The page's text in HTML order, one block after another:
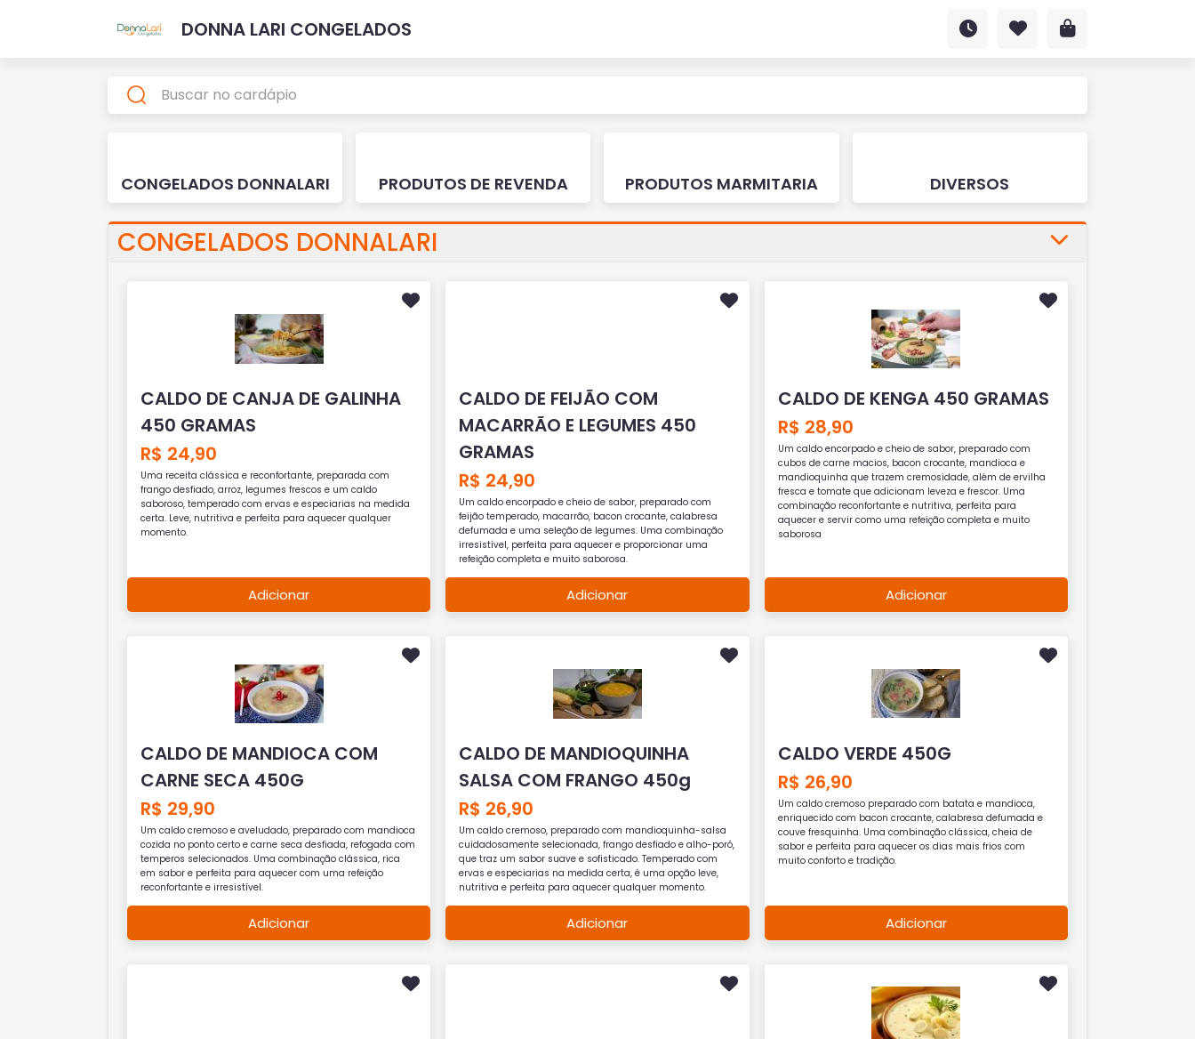
DONNA LARI CONGELADOS
CONGELADOS DONNALARI PRODUTOS DE REVENDA PRODUTOS MARMITARIA DIVERSOS
CONGELADOS DONNALARI
CALDO DE CANJA DE GALINHA
450 GRAMAS
R$ 24,90
Uma receita clássica e reconfortante, preparada com
frango desfiado, arroz, legumes frescos e um caldo
saboroso, temperado com ervas e especiarias na medida
certa. Leve, nutritiva e perfeita para aquecer qualquer
momento.
Adicionar
CALDO DE FEIJÃO COM
MACARRÃO E LEGUMES 450
GRAMAS
R$ 24,90
Um caldo encorpado e cheio de sabor, preparado com
feijão temperado, macarrão, bacon crocante, calabresa
defumada e uma seleção de legumes. Uma combinação
irresistível, perfeita para aquecer e proporcionar uma
refeição completa e muito saborosa.
Adicionar
CALDO DE KENGA 450 GRAMAS
R$ 28,90
Um caldo encorpado e cheio de sabor, preparado com
cubos de carne macios, bacon crocante, mandioca e
mandioquinha que trazem cremosidade, além de ervilha
fresca e tomate que adicionam leveza e frescor. Uma
combinação reconfortante e nutritiva, perfeita para
aquecer e servir como uma refeição completa e muito
saborosa
Adicionar
CALDO DE MANDIOCA COM
CARNE SECA 450G
R$ 29,90
Um caldo cremoso e aveludado, preparado com mandioca
cozida no ponto certo e carne seca desfiada, refogada com
temperos selecionados. Uma combinação clássica, rica
em sabor e perfeita para aquecer com uma refeição
reconfortante e irresistível.
Adicionar
CALDO DE MANDIOQUINHA
SALSA COM FRANGO 450g
R$ 26,90
Um caldo cremoso, preparado com mandioquinha-salsa
cuidadosamente selecionada, frango desfiado e alho-poró,
que traz um sabor suave e sofisticado. Temperado com
ervas e especiarias na medida certa, é uma opção leve,
nutritiva e perfeita para aquecer qualquer momento.
Adicionar
CALDO VERDE 450G
R$ 26,90
Um caldo cremoso preparado com batata e mandioca,
enriquecido com bacon crocante, calabresa defumada e
couve fresquinha. Uma combinação clássica, cheia de
sabor e perfeita para aquecer os dias mais frios com
muito conforto e tradição.
Adicionar